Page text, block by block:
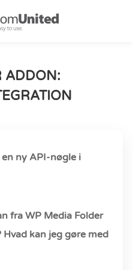
ADDON:
ny API-nøgle i
fra WP Media Folder
kan jeg gøre med